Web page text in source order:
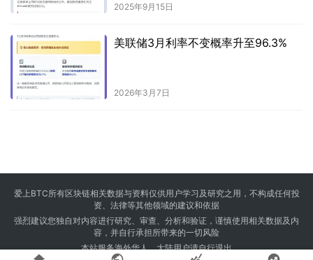
2025年9月15日
美联储3月利率不变概率升至96.3%
2026年3月7日
爱上BTC所有区块链相关数据与资料仅供用户学习及研究之用，不构成任何投
资、法律等其他领域的建议和依据
强烈建议您独自对内容进行研究、审查、分析和验证，谨慎使用相关数据及内
容，并自行承担所带来的一切风险
本站服务海外华人，大陆用户请自行退出